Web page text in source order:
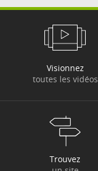
Visionnez
toutes les vidéos
Trouvez